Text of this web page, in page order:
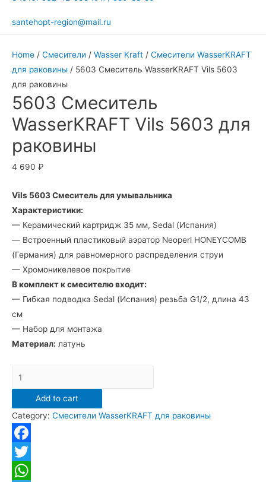
santehopt-region@mail.ru
Home / Смесители / Wasser Kraft / Смесители WasserKRAFT
для раковины / 5603 Смеситель WasserKRAFT Vils 5603
для раковины
5603 Смеситель
WasserKRAFT Vils 5603 для
раковины
4 690 ₽
Vils 5603 Смеситель для умывальника
Характеристики:
— Керамический картридж 35 мм, Sedal (Испания)
— Встроенный пластиковый аэратор Neoperl HONEYCOMB
(Германия) для равномерного распределения струи
— Хромоникелевое покрытие
В комплект к смесителю входит:
— Гибкая подводка Sedal (Испания) резьба G1/2, длина 43
см
— Набор для монтажа
Материал: латунь
5603
Смеситель
WasserKRAFT
Vils
5603
для
раковины
quantity
Add to cart
Category: Смесители WasserKRAFT для раковины
Facebook
Twitter